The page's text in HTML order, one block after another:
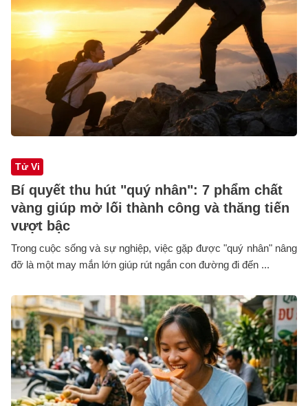
Tử Vi
Bí quyết thu hút "quý nhân": 7 phẩm chất
vàng giúp mở lối thành công và thăng tiến
vượt bậc
Trong cuộc sống và sự nghiệp, việc gặp được "quý nhân" nâng
đỡ là một may mắn lớn giúp rút ngắn con đường đi đến ...